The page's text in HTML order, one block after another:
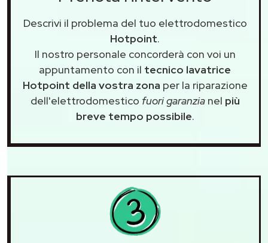
Descrivi il problema del tuo elettrodomestico
Hotpoint.
Il nostro personale concorderà con voi un
appuntamento con il tecnico lavatrice
Hotpoint della vostra zona per la riparazione
dell'elettrodomestico fuori garanzianel più
breve tempo possibile.